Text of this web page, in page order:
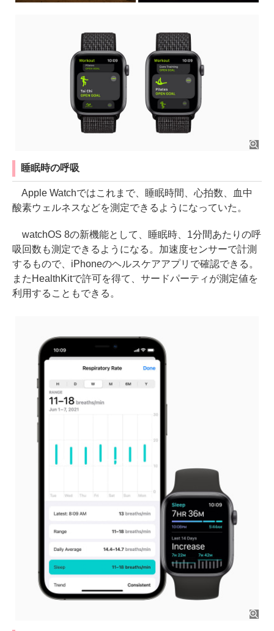
睡眠時の呼吸
Apple Watchではこれまで、睡眠時間、心拍数、血中
酸素ウェルネスなどを測定できるようになっていた。
watchOS 8の新機能として、睡眠時、1分間あたりの呼
吸回数も測定できるようになる。加速度センサーで計測
するもので、iPhoneのヘルスケアアプリで確認できる。
またHealthKitで許可を得て、サードパーティが測定値を
利用することもできる。